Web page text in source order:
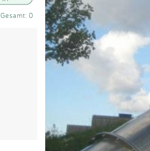
Gesamt: 0